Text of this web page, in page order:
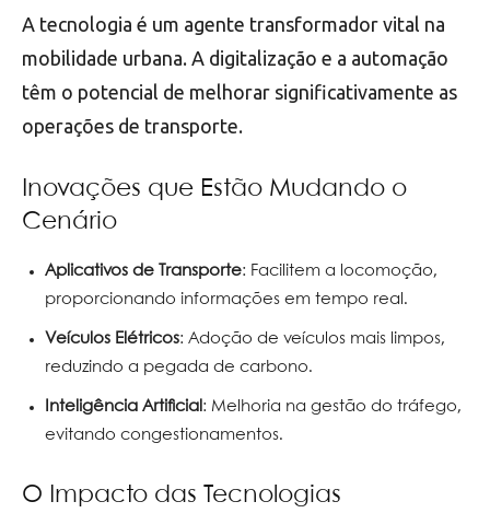
A tecnologia é um agente transformador vital na
mobilidade urbana. A digitalização e a automação
têm o potencial de melhorar significativamente as
operações de transporte.
Inovações que Estão Mudando o
Cenário
Aplicativos de Transporte: Facilitem a locomoção,
proporcionando informações em tempo real.
Veículos Elétricos: Adoção de veículos mais limpos,
reduzindo a pegada de carbono.
Inteligência Artificial : Melhoria na gestão do tráfego,
evitando congestionamentos.
O Impacto das Tecnologias